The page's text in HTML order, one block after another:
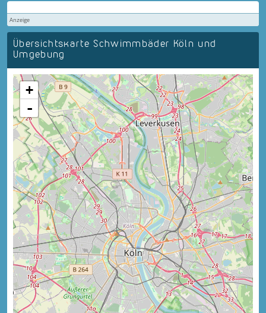
Anzeige
Übersichtskarte Schwimmbäder Köln und
Umgebung
+
-